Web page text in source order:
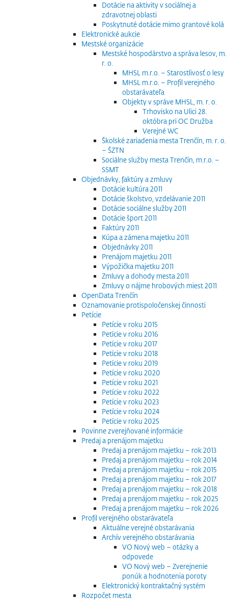
Dotácie na aktivity v sociálnej a
zdravotnej oblasti
Poskytnuté dotácie mimo grantové kolá
Elektronické aukcie
Mestské organizácie
Mestské hospodárstvo a správa lesov, m.
r. o.
MHSL m.r.o. – Starostlivosť o lesy
MHSL m.r.o. – Profil verejného
obstarávateľa
Objekty v správe MHSL, m. r. o.
Trhovisko na Ulici 28.
októbra pri OC Družba
Verejné WC
Školské zariadenia mesta Trenčín, m. r. o.
– ŠZTN
Sociálne služby mesta Trenčín, m.r.o. –
SSMT
Objednávky, faktúry a zmluvy
Dotácie kultúra 2011
Dotácie školstvo, vzdelávanie 2011
Dotácie sociálne služby 2011
Dotácie šport 2011
Faktúry 2011
Kúpa a zámena majetku 2011
Objednávky 2011
Prenájom majetku 2011
Výpožička majetku 2011
Zmluvy a dohody mesta 2011
Zmluvy o nájme hrobových miest 2011
OpenData Trenčín
Oznamovanie protispoločenskej činnosti
Petície
Petície v roku 2015
Petície v roku 2016
Petície v roku 2017
Petície v roku 2018
Petície v roku 2019
Petície v roku 2020
Petície v roku 2021
Petície v roku 2022
Petície v roku 2023
Petície v roku 2024
Petície v roku 2025
Povinne zverejňované informácie
Predaj a prenájom majetku
Predaj a prenájom majetku – rok 2013
Predaj a prenájom majetku – rok 2014
Predaj a prenájom majetku – rok 2015
Predaj a prenájom majetku – rok 2017
Predaj a prenájom majetku – rok 2018
Predaj a prenájom majetku – rok 2025
Predaj a prenájom majetku – rok 2026
Profil verejného obstarávateľa
Aktuálne verejné obstarávania
Archív verejného obstarávania
VO Nový web – otázky a
odpovede
VO Nový web – Zverejnenie
ponúk a hodnotenia poroty
Elektronický kontraktačný systém
Rozpočet mesta